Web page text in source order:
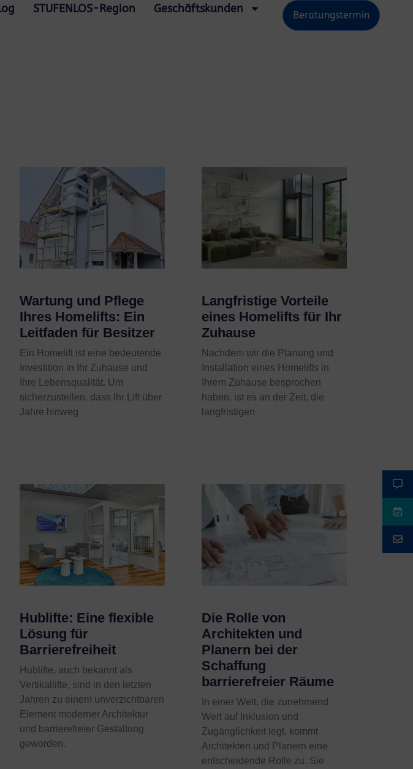
STUFENLOS-Region Geschäftskunden Beratungstermin
Wartung und Pflege
Ihres Homelifts: Ein
Leitfaden für Besitzer
Ein Homelift ist eine bedeutende
Investition in Ihr Zuhause und
Ihre Lebensqualität. Um
sicherzustellen, dass Ihr Lift über
Jahre hinweg
Langfristige Vorteile
eines Homelifts für Ihr
Zuhause
Nachdem wir die Planung und
Installation eines Homelifts in
Ihrem Zuhause besprochen
haben, ist es an der Zeit, die
langfristigen
Hublifte: Eine flexible
Lösung für
Barrierefreiheit
Hublifte, auch bekannt als
Vertikallifte, sind in den letzten
Jahren zu einem unverzichtbaren
Element moderner Architektur
und barrierefreier Gestaltung
geworden.
Die Rolle von
Architekten und
Planern bei der
Schaffung
barrierefreier Räume
In einer Welt, die zunehmend
Wert auf Inklusion und
Zugänglichkeit legt, kommt
Architekten und Planern eine
entscheidende Rolle zu. Sie